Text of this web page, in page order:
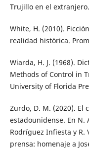
Trujillo en el
White, H. (2010).
realidad histórica.
Wiarda, H. J. (1968).
Methods of Control in
University of Florida
Zurdo, D. M. (2020). El
estadounidense. En N.
Rodríguez Infiesta y R.
prensa: homenaje a